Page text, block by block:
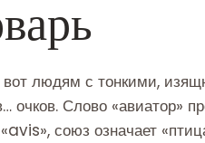
вот людям с тонкими,
Слово «авиатор»
союз означает